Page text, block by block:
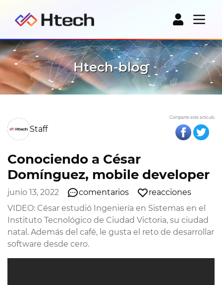
Htech-blog
Staff
Comparte este artículo
Conociendo a César
Domínguez, mobile developer
junio 13, 2022 comentarios
reacciones
VIDEO: César estudió Ingeniería en Sistemas en el
Instituto Tecnológico de Ciudad Victoria, su ciudad
natal. Además del café, le gusta el reto de desarrollar
software desde cero.